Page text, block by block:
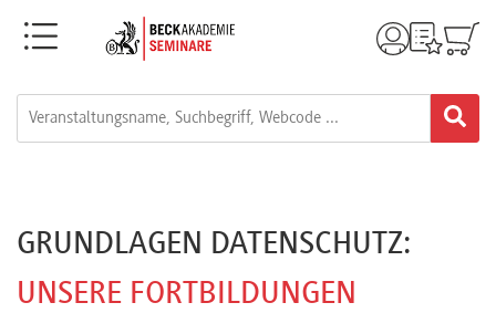
Menü
Live-
GRUNDLAGEN DATENSCHUTZ:
UNSERE FORTBILDUNGEN